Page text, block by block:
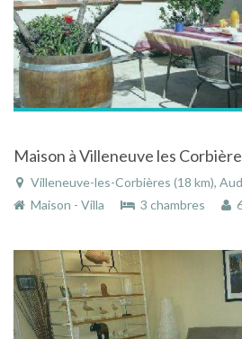
Villeneuve-les-Corbières (18 km), Aude,
Maison - Villa
3 chambres